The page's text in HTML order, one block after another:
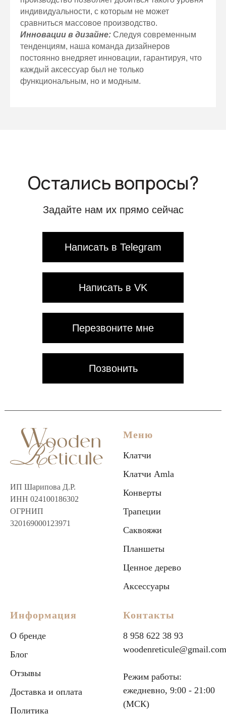
индивидуальности, с которым не может
сравниться массовое производство.
Инновации в дизайне: Следуя современным
тенденциям, наша команда дизайнеров
постоянно внедряет инновации, гарантируя, что
каждый аксессуар был не только
функциональным, но и модным.
Остались вопросы?
Задайте нам их прямо сейчас
Написать в Telegram
Написать в VK
Перезвоните мне
Позвонить
ИП Шарипова Д.Р.
ИНН 024100186302
ОГРНИП
320169000123971
Меню
Клатчи
Клатчи Amla
Конверты
Трапеции
Саквояжи
Планшеты
Ценное дерево
Аксессуары
Информация
О бренде
Блог
Отзывы
Доставка и оплата
Политика
Контакты
8 958 622 38 93
woodenreticule@gmail.com
Режим работы:
ежедневно, 9:00 - 21:00
(МСК)